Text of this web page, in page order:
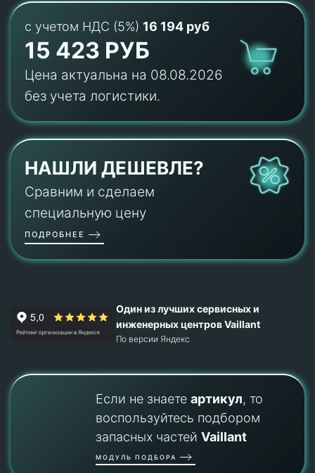
с учетом НДС (5%) 16 194 руб
15 423 РУБ
Цена актуальна на 08.08.2026
без учета логистики.
НАШЛИ ДЕШЕВЛЕ?
Сравним и сделаем
специальную цену
ПОДРОБНЕЕ
Один из лучших сервисных и
инженерных центров Vaillant
По версии Яндекс
Если не знаете артикул, то
воспользуйтесь подбором
запасных частей Vaillant
МОДУЛЬ ПОДБОРА